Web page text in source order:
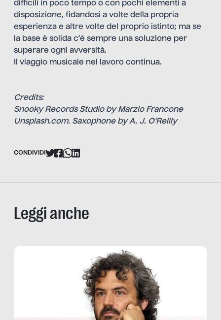
difficili in poco tempo o con pochi elementi a
disposizione, fidandosi a volte della propria
esperienza e altre volte del proprio istinto; ma se
la base è solida c’è sempre una soluzione per
superare ogni avversità.
Il viaggio musicale nel lavoro continua.
Credits:
Snooky Records Studio by Marzio Francone
Unsplash.com. Saxophone by A. J. O’Reilly
CONDIVIDI
Leggi anche